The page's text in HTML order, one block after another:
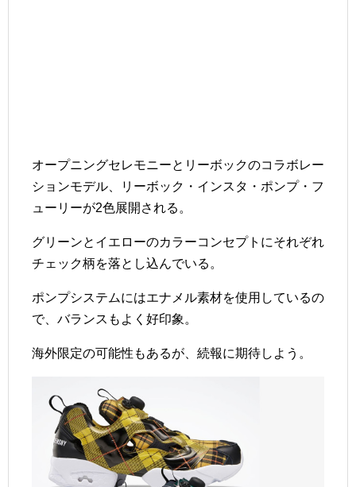
オープニングセレモニーとリーボックのコラボレー
ションモデル、リーボック・インスタ・ポンプ・フ
ューリーが2色展開される。
グリーンとイエローのカラーコンセプトにそれぞれ
チェック柄を落とし込んでいる。
ポンプシステムにはエナメル素材を使用しているの
で、バランスもよく好印象。
海外限定の可能性もあるが、続報に期待しよう。